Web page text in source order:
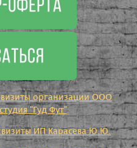
организации ООО
"Гуд Фут"
ИП Карасева Ю.Ю.